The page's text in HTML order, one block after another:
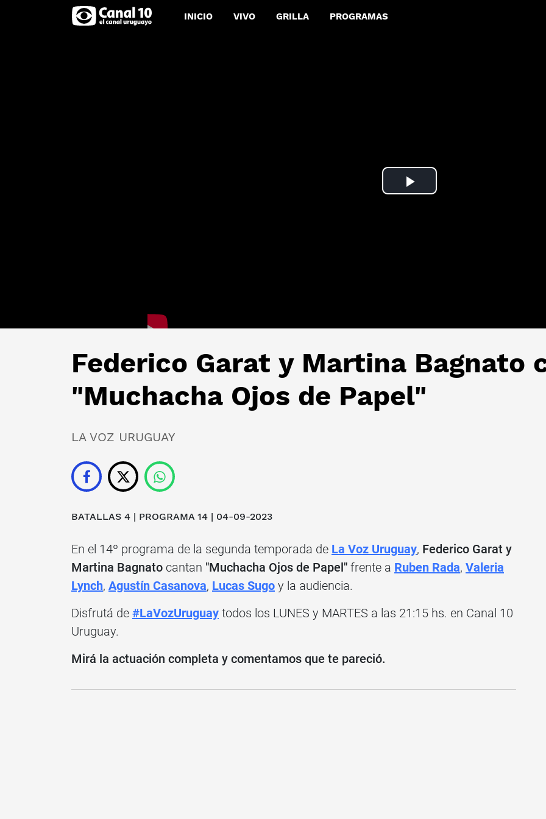
INICIO VIVO GRILLA PROGRAMAS
Play
Federico Garat y Martina Bagnato
"Muchacha Ojos de Papel"
LA VOZ URUGUAY
BATALLAS 4 | PROGRAMA 14 | 04-09-2023
En el 14º programa de la segunda temporada de La Voz Uruguay, Federico Garat y
Martina Bagnato cantan "Muchacha Ojos de Papel" frente a Ruben Rada, Valeria
Lynch, Agustín Casanova, Lucas Sugo y la audiencia.
Disfrutá de #LaVozUruguay todos los LUNES y MARTES a las 21:15 hs. en Canal 10
Uruguay.
Mirá la actuación completa y comentamos que te pareció.